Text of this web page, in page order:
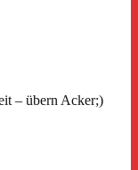
– übern Acker;)